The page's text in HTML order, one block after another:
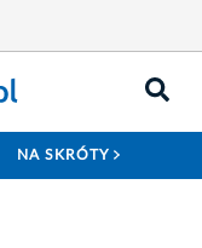
NA SKRÓTY